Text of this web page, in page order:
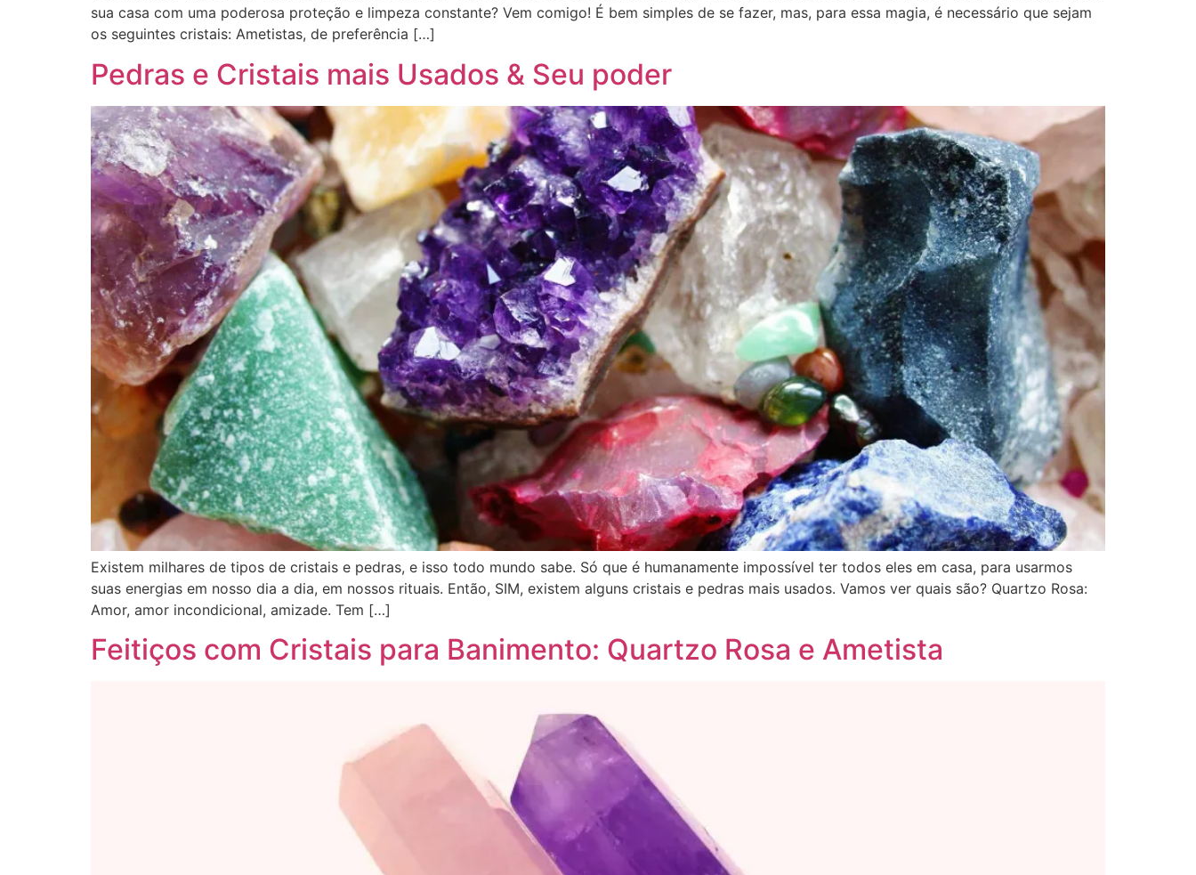
sua casa com uma poderosa proteção e limpeza constante? Vem comigo! É bem simples de se fazer, mas, para essa magia, é necessário que sejam
os seguintes cristais: Ametistas, de preferência […]
Pedras e Cristais mais Usados & Seu poder
Existem milhares de tipos de cristais e pedras, e isso todo mundo sabe. Só que é humanamente impossível ter todos eles em casa, para usarmos
suas energias em nosso dia a dia, em nossos rituais. Então, SIM, existem alguns cristais e pedras mais usados. Vamos ver quais são? Quartzo Rosa:
Amor, amor incondicional, amizade. Tem […]
Feitiços com Cristais para Banimento: Quartzo Rosa e Ametista